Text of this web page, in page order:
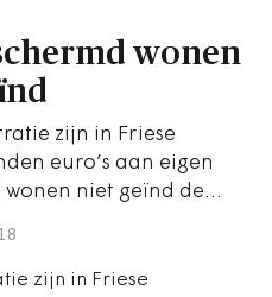
wonen
zijn in Friese
euro’s aan eigen
niet geïnd de…
zijn in Friese